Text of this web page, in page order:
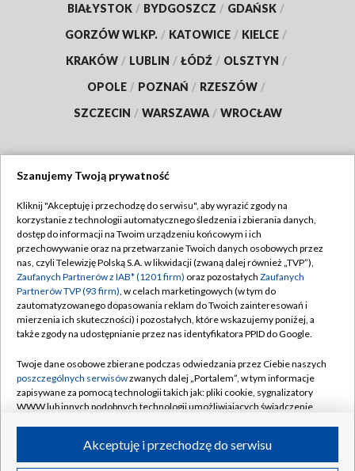
BIAŁYSTOK / BYDGOSZCZ / GDAŃSK /
GORZÓW WLKP. / KATOWICE / KIELCE /
KRAKÓW / LUBLIN / ŁÓDŹ / OLSZTYN /
OPOLE / POZNAŃ / RZESZÓW /
SZCZECIN / WARSZAWA / WROCŁAW
TVP
Abonament TVP
Emisja w TVP
Centrum informacji TVP
Naziemna Telewizja Cyfrowa
Rada Programowa
System NOS
Informacje o nadawcy
Program dla prasy
Regulamin TVP
Polityka prywatności
Moje zgody
Pomoc
Kontakt
Kanały
©2026 Telewizja Polska S.A. w likwidacji
Szanujemy Twoją prywatność
Kliknij "Akceptuję i przechodzę do serwisu", aby wyrazić zgody na
korzystanie z technologii automatycznego śledzenia i zbierania danych,
dostęp do informacji na Twoim urządzeniu końcowym i ich
przechowywanie oraz na przetwarzanie Twoich danych osobowych przez
nas, czyli Telewizję Polską S.A. w likwidacji (zwaną dalej również „TVP”),
Zaufanych Partnerów z IAB* (1201 firm) oraz pozostałych Zaufanych
Partnerów TVP (93 firm), w celach marketingowych (w tym do
zautomatyzowanego dopasowania reklam do Twoich zainteresowań i
mierzenia ich skuteczności) i pozostałych, które wskazujemy poniżej, a
także zgody na udostępnianie przez nas identyfikatora PPID do Google.
Twoje dane osobowe zbierane podczas odwiedzania przez Ciebie naszych
poszczególnych serwisówzwanych dalej „Portalem”, w tym informacje
zapisywane za pomocą technologii takich jak: pliki cookie, sygnalizatory
WWW lub innych podobnych technologii umożliwiających świadczenie
ruchu w Internecie.Akceptuję i przechodzę do serwisu